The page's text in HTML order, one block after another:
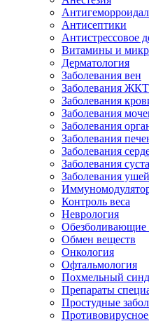
Антисептики
Антистрессовое
Витамины и
Дерматология
Заболевания вен
Заболевания ЖКТ
Заболевания
Заболевания
Заболевания
Заболевания
Заболевания
Заболевания
Заболевания ушей
Контроль веса
Неврология
Обезболивающие
Обмен веществ
Онкология
Офтальмология
Похмельный
Препараты
Простудные